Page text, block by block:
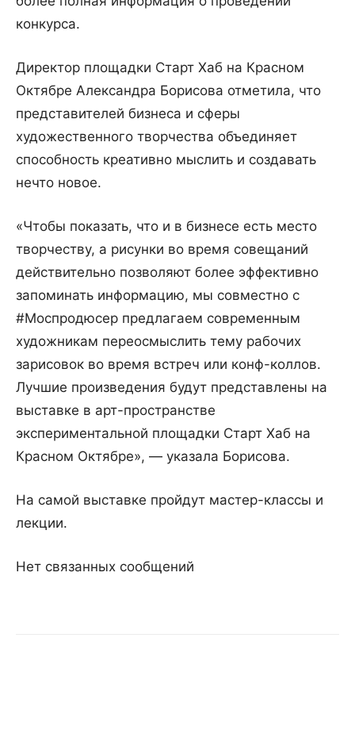
конкурса.
Директор площадки Старт Хаб на Красном
Октябре Александра Борисова отметила, что
представителей бизнеса и сферы
художественного творчества объединяет
способность креативно мыслить и создавать
нечто новое.
«Чтобы показать, что и в бизнесе есть место
творчеству, а рисунки во время совещаний
действительно позволяют более эффективно
запоминать информацию, мы совместно с
#Моспродюсер предлагаем современным
художникам переосмыслить тему рабочих
зарисовок во время встреч или конф-коллов.
Лучшие произведения будут представлены на
выставке в арт-пространстве
экспериментальной площадки Старт Хаб на
Красном Октябре», — указала Борисова.
На самой выставке пройдут мастер-классы и
лекции.
Нет связанных сообщений